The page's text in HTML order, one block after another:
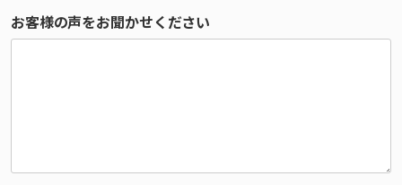
お客様の声をお聞かせください